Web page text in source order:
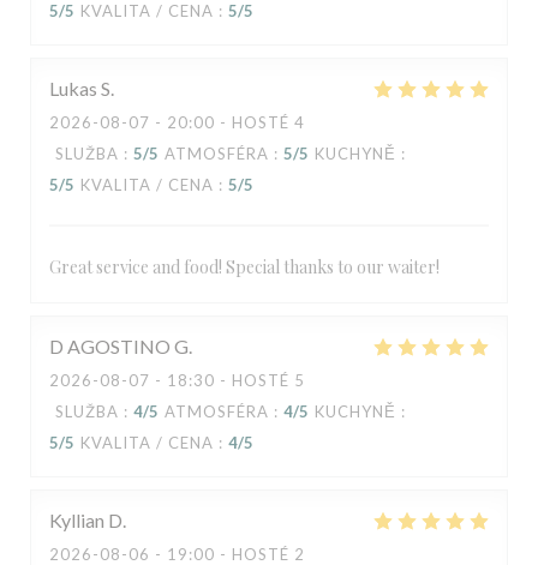
5/5 KVALITA / CENA : 5/5
Lukas S
2026-08-07 - 20:00 - HOSTÉ 4
SLUŽBA : 5/5 ATMOSFÉRA : 5/5 KUCHYNĚ :
5/5 KVALITA / CENA : 5/5
Great service and food! Special thanks to our waiter!
D AGOSTINO G
2026-08-07 - 18:30 - HOSTÉ 5
SLUŽBA : 4/5 ATMOSFÉRA : 4/5 KUCHYNĚ :
5/5 KVALITA / CENA : 4/5
Kyllian D
2026-08-06 - 19:00 - HOSTÉ 2